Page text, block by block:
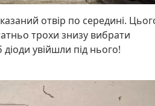
отвір по середині.
трохи знизу вибрати
увійшли під нього!